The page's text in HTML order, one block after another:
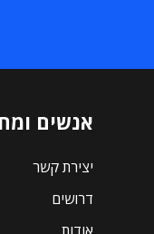
אנשים
יצירת קשר
דרושים